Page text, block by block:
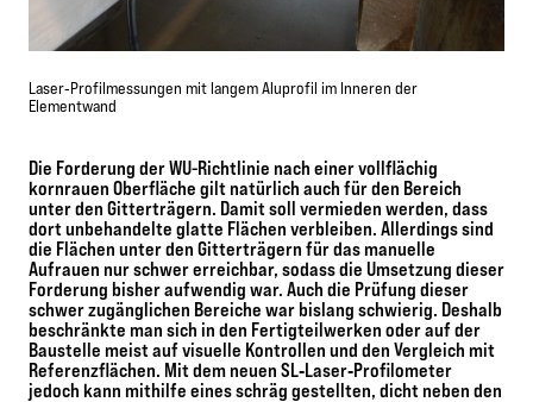
Laser‐Profilmessungen mit langem Aluprofil im Inneren der
Elementwand
Die Forderung der WU-Richtlinie nach einer vollflächig
kornrauen Oberfläche gilt natürlich auch für den Bereich
unter den Gitterträgern. Damit soll vermieden werden, dass
dort unbehandelte glatte Flächen verbleiben. Allerdings sind
die Flächen unter den Gitterträgern für das manuelle
Aufrauen nur schwer erreichbar, sodass die Umsetzung dieser
Forderung bisher aufwendig war. Auch die Prüfung dieser
schwer zugänglichen Bereiche war bislang schwierig. Deshalb
beschränkte man sich in den Fertigteilwerken oder auf der
Baustelle meist auf visuelle Kontrollen und den Vergleich mit
Referenzflächen. Mit dem neuen SL‐Laser‐Profilometer
jedoch kann mithilfe eines schräg gestellten, dicht neben den